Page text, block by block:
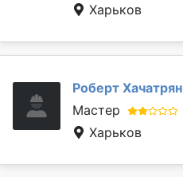
Харьков
Роберт Хачатрян
Мастер
Харьков